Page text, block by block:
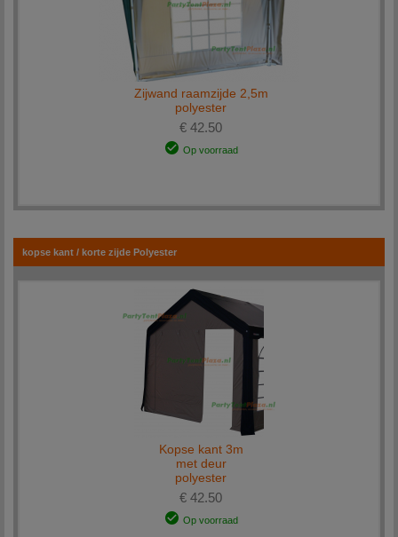
Zijwand raamzijde 2,5m
polyester
€ 42.50
Op voorraad
kopse kant / korte zijde Polyester
Kopse kant 3m
met deur
polyester
€ 42.50
Op voorraad